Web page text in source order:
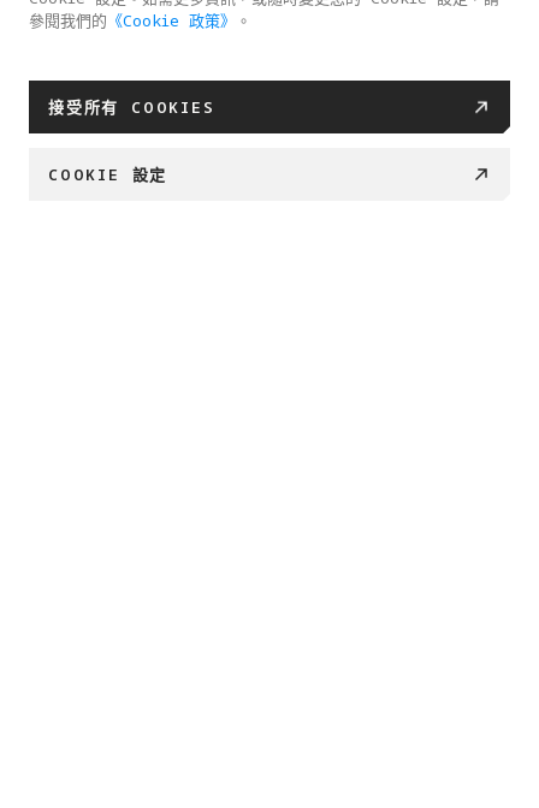
參閱我們的 《Cookie 政策》 。
接受所有 COOKIES
COOKIE 設定